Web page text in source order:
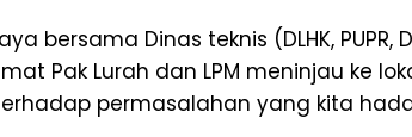
bersama Dinas teknis (DLHK,
Pak Lurah dan LPM meninjau ke
permasalahan yang kita